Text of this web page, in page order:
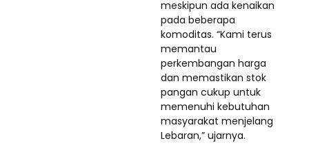
meskipun ada kenaikan
pada beberapa
komoditas. “Kami terus
memantau
perkembangan harga
dan memastikan stok
pangan cukup untuk
memenuhi kebutuhan
masyarakat menjelang
Lebaran,” ujarnya.